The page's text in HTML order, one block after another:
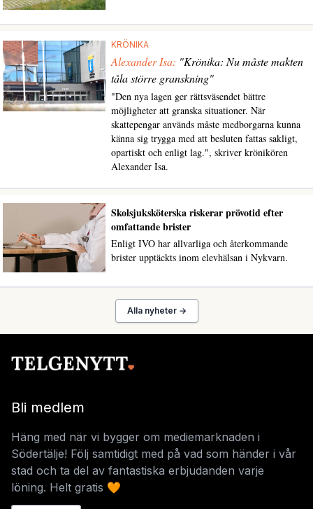
KRÖNIKA
Alexander Isa: "Krönika: Nu måste makten
tåla större granskning"
"Den nya lagen ger rättsväsendet bättre
möjligheter att granska situationer. När
skattepengar används måste medborgarna kunna
känna sig trygga med att besluten fattas sakligt,
opartiskt och enligt lag.", skriver krönikören
Alexander Isa.
Skolsjuksköterska riskerar prövotid efter
omfattande brister
Enligt IVO har allvarliga och återkommande
brister upptäckts inom elevhälsan i Nykvarn.
Alla nyheter →
Bli medlem
Häng med när vi bygger om mediemarknaden i
Södertälje! Följ samtidigt med på vad som händer i vår
stad och ta del av fantastiska erbjudanden varje
löning. Helt gratis 🧡